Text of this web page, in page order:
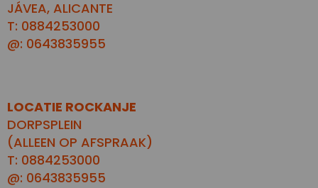
JÁVEA, ALICANTE
T: 0884253000
@: 0643835955
LOCATIE ROCKANJE
DORPSPLEIN
(ALLEEN OP AFSPRAAK)
T: 0884253000
@: 0643835955